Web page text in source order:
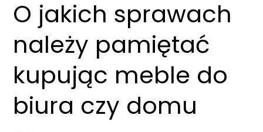
O jakich sprawach
należy pamiętać
kupując meble do
biura czy domu